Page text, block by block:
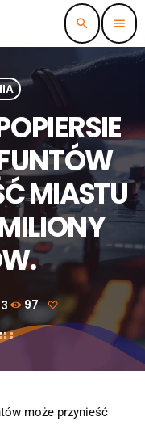
search menu
MIASTU
97
może przynieść